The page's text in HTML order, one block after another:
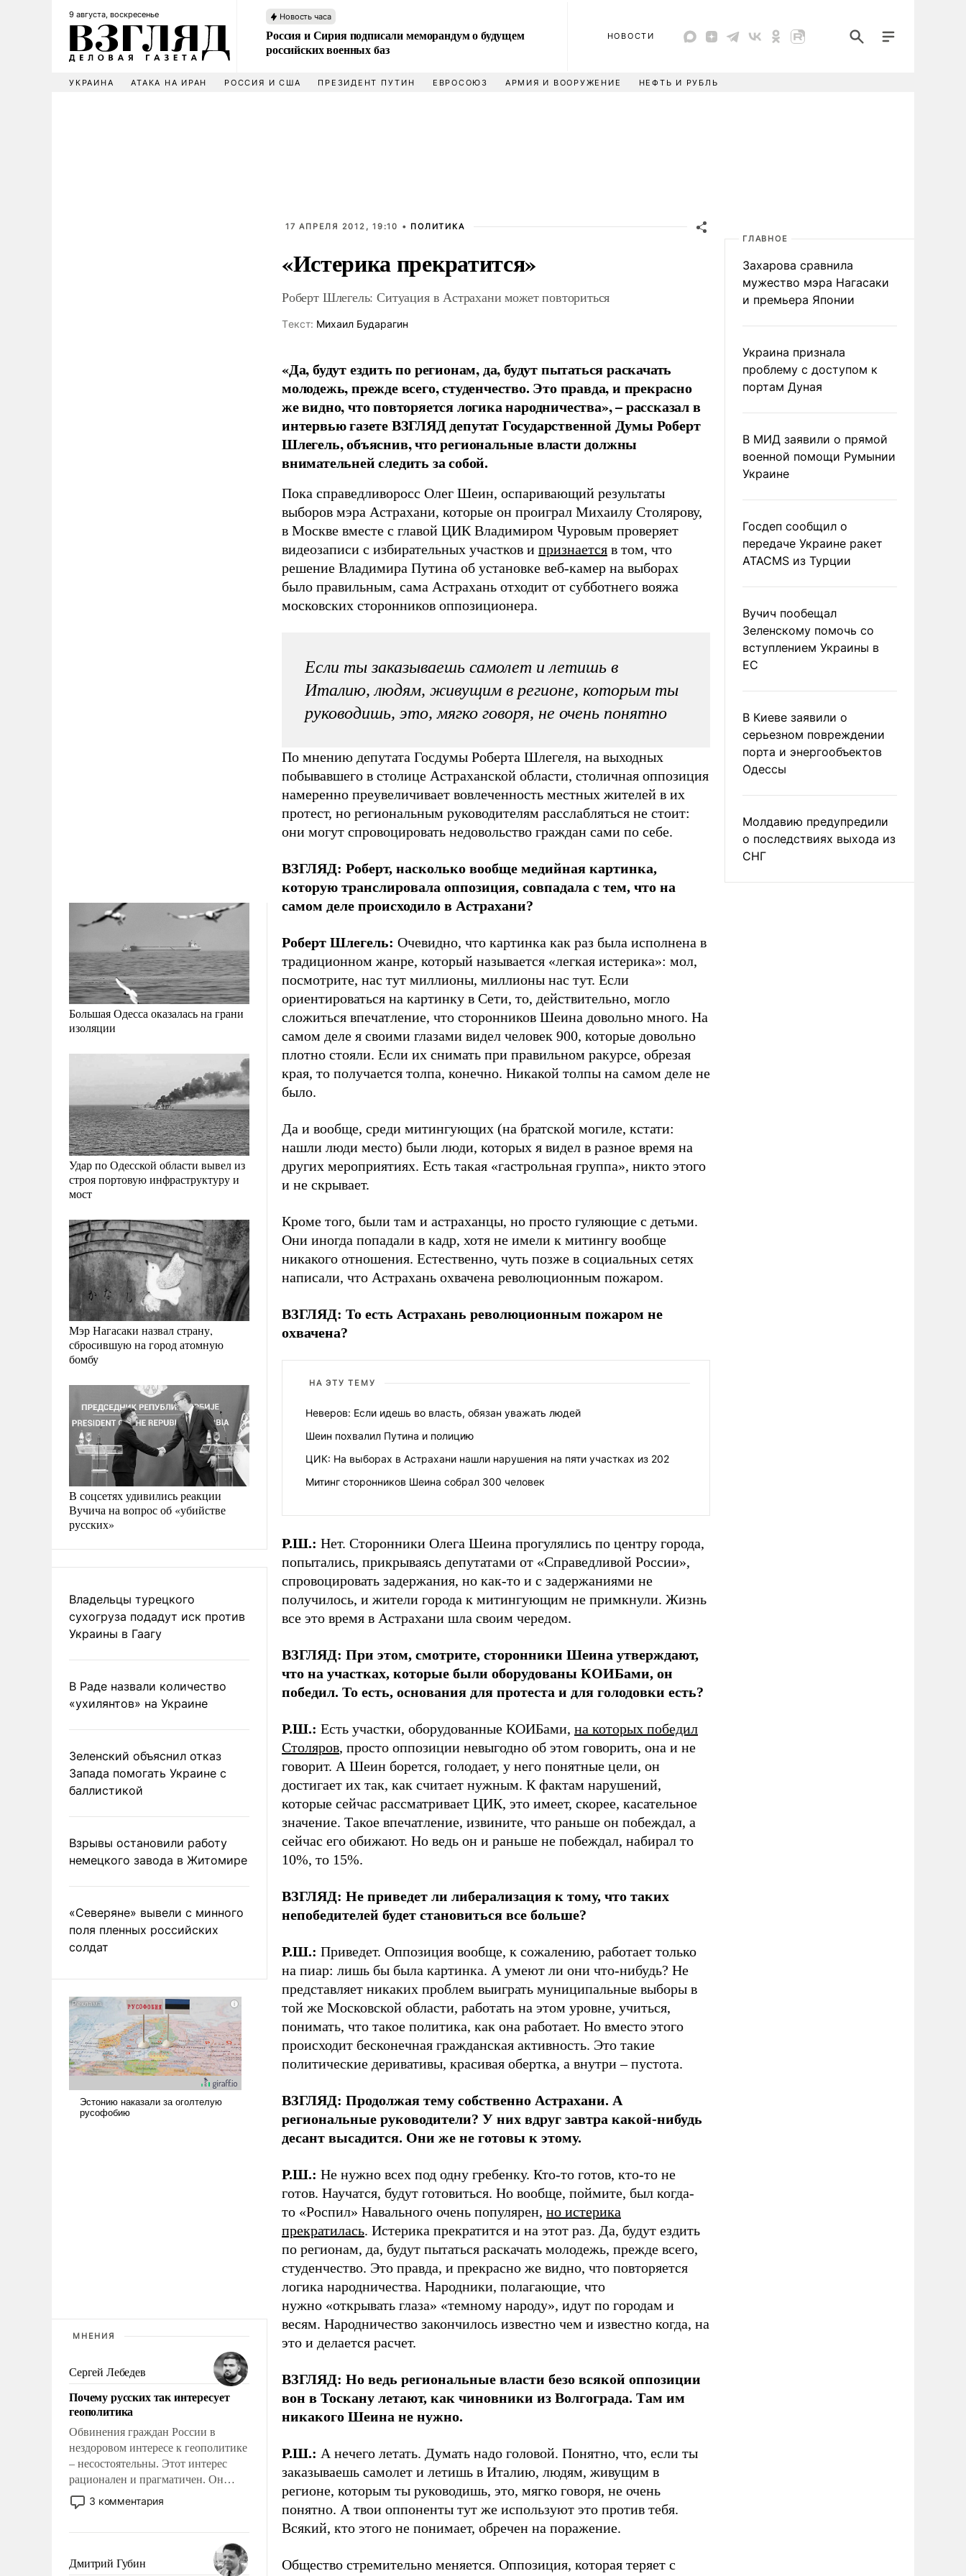
9 августа, воскресенье Новость часа
Россия и Сирия подписали меморандум о будущем
российских военных баз
НОВОСТИ
УКРАИНА АТАКА НА ИРАН РОССИЯ И США ПРЕЗИДЕНТ ПУТИН ЕВРОСОЮЗ АРМИЯ И ВООРУЖЕНИЕ НЕФТЬ И РУБЛЬ
Большая Одесса оказалась на грани
изоляции
Удар по Одесской области вывел из
строя портовую инфраструктуру и
мост
Мэр Нагасаки назвал страну,
сбросившую на город атомную
бомбу
В соцсетях удивились реакции
Вучича на вопрос об «убийстве
русских»
Владельцы турецкого
сухогруза подадут иск против
Украины в Гаагу
В Раде назвали количество
«ухилянтов» на Украине
Зеленский объяснил отказ
Запада помогать Украине с
баллистикой
Взрывы остановили работу
немецкого завода в Житомире
«Северяне» вывели с минного
поля пленных российских
солдат
МНЕНИЯ
Сергей Лебедев
Почему русских так интересует
геополитика
Обвинения граждан России в
нездоровом интересе к геополитике
– несостоятельны. Этот интерес
рационален и прагматичен. Он
обусловлен тысячелетним опытом
выживания в крайне непростых
знанием, что мировая политика
имеет свойство заявляться на порог
3 комментария
Дмитрий Губин
17 АПРЕЛЯ 2012, 19:10 • ПОЛИТИКА
«Истерика прекратится»
Роберт Шлегель: Ситуация в Астрахани может повториться
Tекст: Михаил Бударагин
«Да, будут ездить по регионам, да, будут пытаться раскачать
молодежь, прежде всего, студенчество. Это правда, и прекрасно
же видно, что повторяется логика народничества», – рассказал в
интервью газете ВЗГЛЯД депутат Государственной Думы Роберт
Шлегель, объяснив, что региональные власти должны
внимательней следить за собой.
Пока справедливоросс Олег Шеин, оспаривающий результаты
выборов мэра Астрахани, которые он проиграл Михаилу Столярову,
в Москве вместе с главой ЦИК Владимиром Чуровым проверяет
видеозаписи с избирательных участков и признается в том, что
решение Владимира Путина об установке веб-камер на выборах
было правильным, сама Астрахань отходит от субботнего вояжа
московских сторонников оппозиционера.
Если ты заказываешь самолет и летишь в
Италию, людям, живущим в регионе, которым ты
руководишь, это, мягко говоря, не очень понятно
По мнению депутата Госдумы Роберта Шлегеля, на выходных
побывавшего в столице Астраханской области, столичная оппозиция
намеренно преувеличивает вовлеченность местных жителей в их
протест, но региональным руководителям расслабляться не стоит:
они могут спровоцировать недовольство граждан сами по себе.
ВЗГЛЯД: Роберт, насколько вообще медийная картинка,
которую транслировала оппозиция, совпадала с тем, что на
самом деле происходило в Астрахани?
Роберт Шлегель: Очевидно, что картинка как раз была исполнена в
традиционном жанре, который называется «легкая истерика»: мол,
посмотрите, нас тут миллионы, миллионы нас тут. Если
ориентироваться на картинку в Сети, то, действительно, могло
сложиться впечатление, что сторонников Шеина довольно много. На
самом деле я своими глазами видел человек 900, которые довольно
плотно стояли. Если их снимать при правильном ракурсе, обрезая
края, то получается толпа, конечно. Никакой толпы на самом деле не
было.
Да и вообще, среди митингующих (на братской могиле, кстати:
нашли люди место) были люди, которых я видел в разное время на
других мероприятиях. Есть такая «гастрольная группа», никто этого
и не скрывает.
Кроме того, были там и астраханцы, но просто гуляющие с детьми.
Они иногда попадали в кадр, хотя не имели к митингу вообще
никакого отношения. Естественно, чуть позже в социальных сетях
написали, что Астрахань охвачена революционным пожаром.
ВЗГЛЯД: То есть Астрахань революционным пожаром не
охвачена?
НА ЭТУ ТЕМУ
Неверов: Если идешь во власть, обязан уважать людей
Шеин похвалил Путина и полицию
ЦИК: На выборах в Астрахани нашли нарушения на пяти участках из 202
Митинг сторонников Шеина собрал 300 человек
Р.Ш.: Нет. Сторонники Олега Шеина прогулялись по центру города,
попытались, прикрываясь депутатами от «Справедливой России»,
спровоцировать задержания, но как-то и с задержаниями не
получилось, и жители города к митингующим не примкнули. Жизнь
все это время в Астрахани шла своим чередом.
ВЗГЛЯД: При этом, смотрите, сторонники Шеина утверждают,
что на участках, которые были оборудованы КОИБами, он
победил. То есть, основания для протеста и для голодовки есть?
Р.Ш.: Есть участки, оборудованные КОИБами, на которых победил
Столяров, просто оппозиции невыгодно об этом говорить, она и не
говорит. А Шеин борется, голодает, у него понятные цели, он
достигает их так, как считает нужным. К фактам нарушений,
которые сейчас рассматривает ЦИК, это имеет, скорее, касательное
значение. Такое впечатление, извините, что раньше он побеждал, а
сейчас его обижают. Но ведь он и раньше не побеждал, набирал то
10%, то 15%.
ВЗГЛЯД: Не приведет ли либерализация к тому, что таких
непобедителей будет становиться все больше?
Р.Ш.: Приведет. Оппозиция вообще, к сожалению, работает только
на пиар: лишь бы была картинка. А умеют ли они что-нибудь? Не
представляет никаких проблем выиграть муниципальные выборы в
той же Московской области, работать на этом уровне, учиться,
понимать, что такое политика, как она работает. Но вместо этого
происходит бесконечная гражданская активность. Это такие
политические деривативы, красивая обертка, а внутри–пустота.
ВЗГЛЯД: Продолжая тему собственно Астрахани. А
региональные руководители? У них вдруг завтра какой-нибудь
десант высадится. Они же не готовы к этому.
Р.Ш.: Не нужно всех под одну гребенку. Кто-то готов, кто-то не
готов. Научатся, будут готовиться. Но вообще, поймите, был когда-
то «Роспил» Навального очень популярен, но истерика
прекратилась. Истерика прекратится и на этот раз. Да, будут ездить
по регионам, да, будут пытаться раскачать молодежь, прежде всего,
студенчество. Это правда, и прекрасно же видно, что повторяется
логика народничества. Народники, полагающие, что
нужно «открывать глаза» «темному народу», идут по городам и
весям. Народничество закончилось известно чем и известно когда, на
это и делается расчет.
ВЗГЛЯД: Но ведь региональные власти безо всякой оппозиции
вон в Тоскану летают, как чиновники из Волгограда. Там им
никакого Шеина не нужно.
Р.Ш.: А нечего летать. Думать надо головой. Понятно, что, если ты
заказываешь самолет и летишь в Италию, людям, живущим в
регионе, которым ты руководишь, это, мягко говоря, не очень
понятно. А твои оппоненты тут же используют это против тебя.
Всякий, кто этого не понимает, обречен на поражение.
Общество стремительно меняется. Оппозиция, которая теряет с
ГЛАВНОЕ
Захарова сравнила
мужество мэра Нагасаки
и премьера Японии
Украина признала
проблему с доступом к
портам Дуная
В МИД заявили о прямой
военной помощи Румынии
Украине
Госдеп сообщил о
передаче Украине ракет
ATACMS из Турции
Вучич пообещал
Зеленскому помочь со
вступлением Украины в
ЕС
В Киеве заявили о
серьезном повреждении
порта и энергообъектов
Одессы
Молдавию предупредили
о последствиях выхода из
СНГ